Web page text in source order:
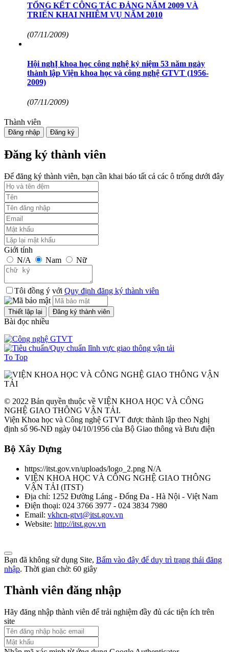
TỔNG KẾT CÔNG TÁC ĐẢNG NĂM 2009 VÀ
TRIỂN KHAI NHIÊM VỤ NĂM 2010
(07/11/2009)
Hội nghỊ khoa học công nghệ kỷ niệm 53 năm ngày
thành lập Viện khoa học và công nghệ GTVT (1956-
2009)
(07/11/2009)
Thành viên
Đăng nhập Đăng ký
Đăng ký thành viên
Để đăng ký thành viên, bạn cần khai báo tất cả các ô trống dưới đây
Giới tính
N/A
Nam Nữ
Tôi đồng ý với Quy định đăng ký thành viên
Bài đọc nhiều
To Top
© 2022 Bản quyền thuộc về VIỆN KHOA HỌC VÀ CÔNG
NGHỆ GIAO THÔNG VẬN TẢI.
Viện Khoa học và Công nghệ GTVT được thành lập theo Nghị
định số 96-NĐ ngày 04/10/1956 của Bộ Giao thông và Bưu điện
Bộ Xây Dựng
https://itst.gov.vn/uploads/logo_2.png N/A
VIỆN KHOA HỌC VÀ CÔNG NGHỆ GIAO THÔNG
VẬN TẢI (ITST)
Địa chỉ: 1252 Đường Láng - Đống Đa - Hà Nội - Việt Nam
Điện thoại: 024 3766 3977 - 024 3834 7980
Email: vkhcn-gtvt@itst.gov.vn
Website: http://itst.gov.vn
Bạn đã không sử dụng Site, Bấm vào đây để duy trì trạng thái đăng
nhập. Thời gian chờ: 60 giây
Thành viên đăng nhập
Hãy đăng nhập thành viên để trải nghiệm đầy đủ các tiện ích trên
site